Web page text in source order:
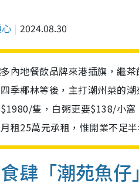
2024.08.30
內地餐飲品牌來港插旗，繼
季椰林等後，主打潮州菜的
隻，白粥更要$138/小
租25萬元承租，惟開業不足
肆「潮苑魚